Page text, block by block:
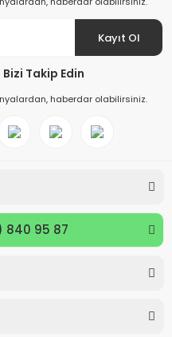
Kayıt Ol
Takip Edin
haberdar olabilirsiniz.
95 87